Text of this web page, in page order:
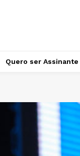
Quero ser Assinante